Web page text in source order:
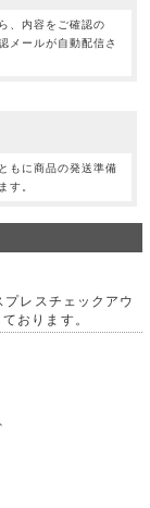
、内容をご確認の
メールが自動配信さ
もに商品の発送準備
す。
レスチェックアウ
おります。